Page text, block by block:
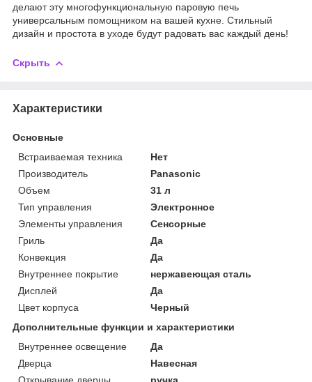
делают эту многофункциональную паровую печь
универсальным помощником на вашей кухне. Стильный
дизайн и простота в уходе будут радовать вас каждый день!
Скрыть
Характеристики
Основные
Встраиваемая техника
Нет
Производитель
Panasonic
Объем
31 л
Тип управления
Электронное
Элементы управления
Сенсорные
Гриль
Да
Конвекция
Да
Внутреннее покрытие
нержавеющая сталь
Дисплей
Да
Цвет корпуса
Черный
Дополнительные функции и характеристики
Внутреннее освещение
Да
Дверца
Навесная
Открывание дверцы
ручка